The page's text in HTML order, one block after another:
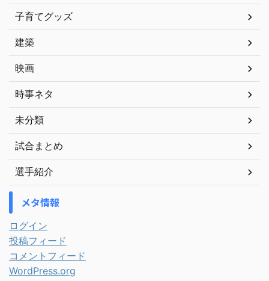
子育てグッズ
建築
映画
時事ネタ
未分類
試合まとめ
選手紹介
メタ情報
ログイン
投稿フィード
コメントフィード
WordPress.org